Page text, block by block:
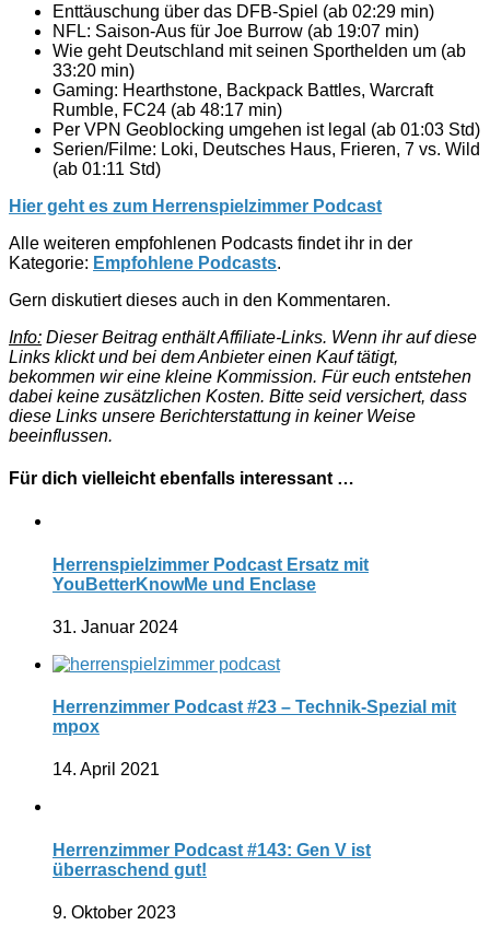
Enttäuschung über das DFB-Spiel (ab 02:29 min)
NFL: Saison-Aus für Joe Burrow (ab 19:07 min)
Wie geht Deutschland mit seinen Sporthelden um (ab
33:20 min)
Gaming: Hearthstone, Backpack Battles, Warcraft
Rumble, FC24 (ab 48:17 min)
Per VPN Geoblocking umgehen ist legal (ab 01:03 Std)
Serien/Filme: Loki, Deutsches Haus, Frieren, 7 vs. Wild
(ab 01:11 Std)
Hier geht es zum Herrenspielzimmer Podcast
Alle weiteren empfohlenen Podcasts findet ihr in der
Kategorie: Empfohlene Podcasts.
Gern diskutiert dieses auch in den Kommentaren.
Info: Dieser Beitrag enthält Affiliate-Links. Wenn ihr auf diese
Links klickt und bei dem Anbieter einen Kauf tätigt,
bekommen wir eine kleine Kommission. Für euch entstehen
dabei keine zusätzlichen Kosten. Bitte seid versichert, dass
diese Links unsere Berichterstattung in keiner Weise
beeinflussen.
Für dich vielleicht ebenfalls interessant …
Herrenspielzimmer Podcast Ersatz mit
YouBetterKnowMe und Enclase
31. Januar 2024
Herrenzimmer Podcast #23 – Technik-Spezial mit
mpox
14. April 2021
Herrenzimmer Podcast #143: Gen V ist
überraschend gut!
9. Oktober 2023